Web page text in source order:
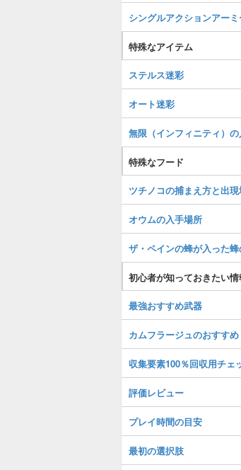
シングルアクションアー
特殊なアイテム
ステルス迷彩
オート迷彩
無限（インフィニティ）
特殊なフード
ツチノコの捕まえ方と出
オウムの入手場所
ザ・ペインの蜂が入った
初心者が知っておきたい情
最強おすすめ武器
カムフラージュのおすすめ
収集要素100％回収用チェ
評価レビュー
プレイ時間の目安
最初の選択肢